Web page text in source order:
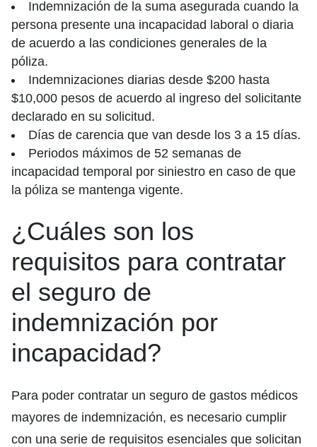
Indemnización de la suma asegurada cuando la
persona presente una incapacidad laboral o diaria
de acuerdo a las condiciones generales de la
póliza.
Indemnizaciones diarias desde $200 hasta
$10,000 pesos de acuerdo al ingreso del solicitante
declarado en su solicitud.
Días de carencia que van desde los 3 a 15 días.
Periodos máximos de 52 semanas de
incapacidad temporal por siniestro en caso de que
la póliza se mantenga vigente.
¿Cuáles son los
requisitos para contratar
el seguro de
indemnización por
incapacidad?
Para poder contratar un seguro de gastos médicos
mayores de indemnización, es necesario cumplir
con una serie de requisitos esenciales que solicitan